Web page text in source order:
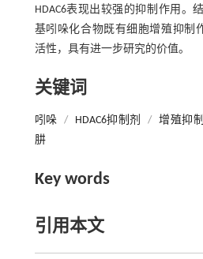
HDAC6表现出较强的抑制作用。
基吲哚化合物既有细胞增殖抑制
活性，具有进一步研究的价值。
关键词
吲哚 / HDAC6抑制剂 / 增殖抑
肼
Key words
引用本文